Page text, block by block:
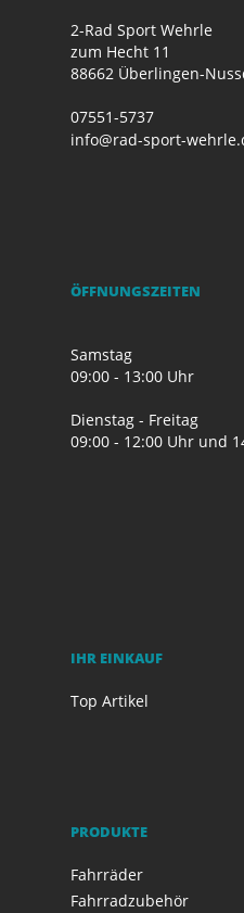
2-Rad Sport Wehrle
zum Hecht 11
88662 Überlingen-
07551-5737
info@rad-sport-
ÖFFNUNGSZEITEN
Samstag
09:00 - 13:00 Uhr
Dienstag - Freitag
09:00 - 12:00 Uhr und
IHR EINKAUF
Top Artikel
PRODUKTE
Fahrräder
Fahrradzubehör